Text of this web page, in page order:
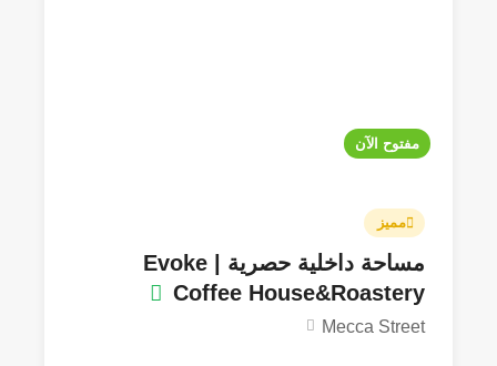
مفتوح الآن
مميز
مساحة داخلية حصرية | Evoke
Coffee House&Roastery
Mecca Street